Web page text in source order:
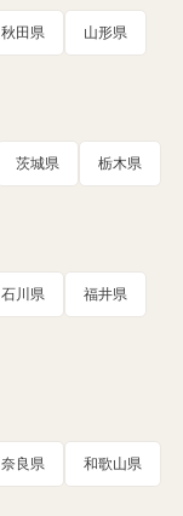
秋田県 山形県
茨城県 栃木県
石川県 福井県
奈良県 和歌山県